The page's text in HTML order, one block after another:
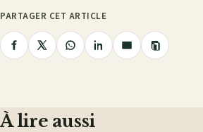
PARTAGER CET ARTICLE
PartagerPartagerPartagerPartagerPartager
Copier
le
À lire aussi